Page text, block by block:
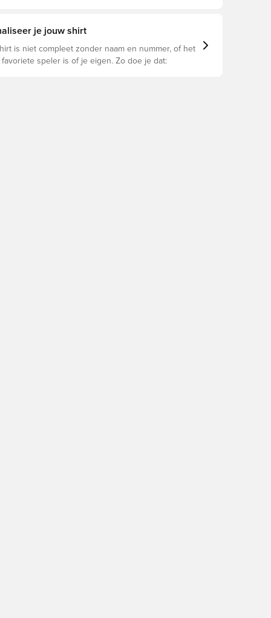
je jouw shirt
is niet compleet zonder naam en nummer, of het
speler is of je eigen. Zo doe je dat: